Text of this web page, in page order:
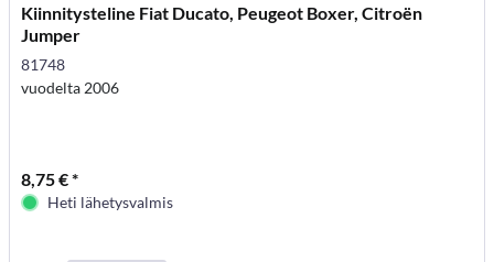
Kiinnitysteline Fiat Ducato, Peugeot Boxer, Citroën
Jumper
81748
vuodelta 2006
8,75 € *
Heti lähetysvalmis